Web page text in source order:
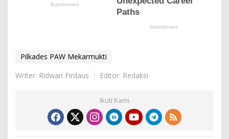
Pilkades PAW Mekarmukti
Writer: Ridwan Firdaus
Editor: Redaksi
Ikuti Kami